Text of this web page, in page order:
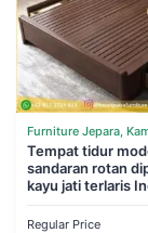
Furniture Jepara,
Tempat Tidur
Tempat tidur
sandaran rotan
kayu jati terlaris
Regular Price